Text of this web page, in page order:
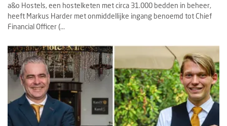
a&o Hostels, een hostelketen met circa 31.000 bedden in beheer,
heeft Markus Harder met onmiddellijke ingang benoemd tot Chief
Financial Officer (...